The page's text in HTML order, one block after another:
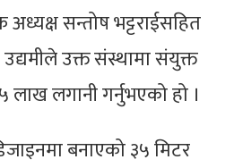
सन्तोष भट्टराईसहित
उक्त संस्थामा संयुक्त
लगानी गर्नुभएको हो ।
बनाएको ३५ मिटर